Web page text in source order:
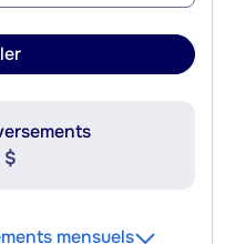
$
mensuels